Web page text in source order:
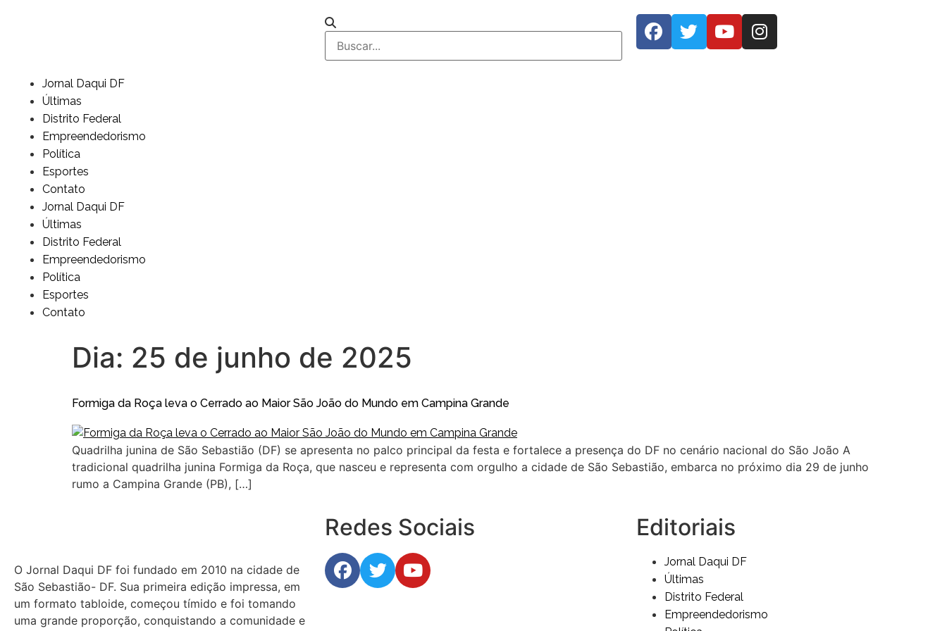
Jornal Daqui DF
Últimas
Distrito Federal
Empreendedorismo
Política
Esportes
Contato
Jornal Daqui DF
Últimas
Distrito Federal
Empreendedorismo
Política
Esportes
Contato
Dia: 25 de junho de 2025
Formiga da Roça leva o Cerrado ao Maior São João do Mundo em Campina Grande
Quadrilha junina de São Sebastião (DF) se apresenta no palco principal da festa e fortalece a presença do DF no cenário nacional do São João A
tradicional quadrilha junina Formiga da Roça, que nasceu e representa com orgulho a cidade de São Sebastião, embarca no próximo dia 29 de junho
rumo a Campina Grande (PB), […]
O Jornal Daqui DF foi fundado em 2010 na cidade de
São Sebastião- DF. Sua primeira edição impressa, em
um formato tabloide, começou tímido e foi tomando
uma grande proporção, conquistando a comunidade e
Redes Sociais Editoriais
Jornal Daqui DF
Últimas
Distrito Federal
Empreendedorismo